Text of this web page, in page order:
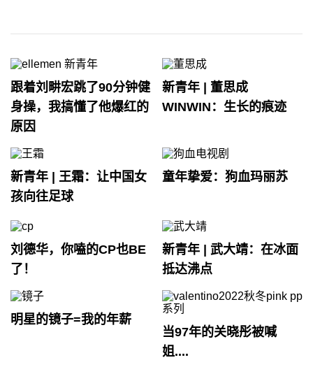
跟着刘畊宏跳了90分钟健
身操，我搞懂了他爆红的
原因
新青年 | 董思成
WINWIN：生长的痕迹
新青年 | 王霜：让中国女
孩向往足球
童年挚爱：狗血玛丽苏
刘德华，你嗑的CP也BE
了！
新青年 | 武大靖：在冰面
抵达沸点
明星的镜子=我的年薪
当97年的关晓彤被喊
姐....